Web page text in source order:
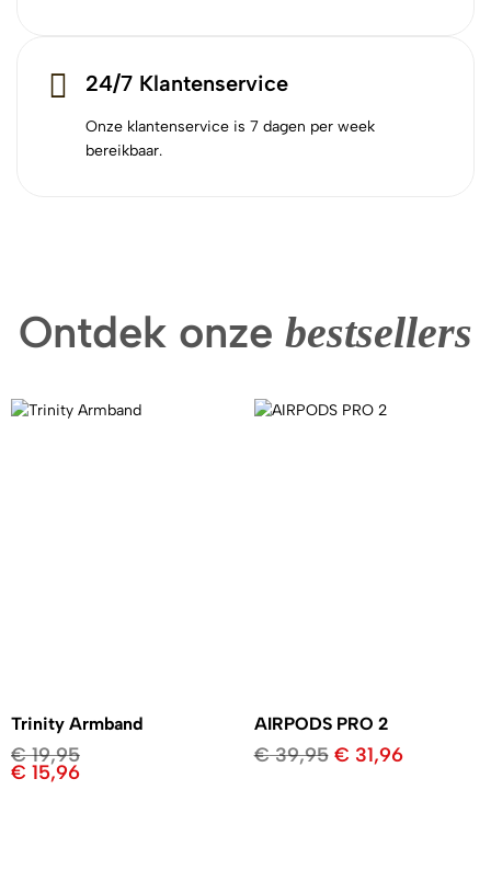
24/7 Klantenservice
Onze klantenservice is 7 dagen per week
bereikbaar.
Ontdek onze bestsellers
Trinity Armband
€19,95
€ 15,96
AIRPODS PRO 2
€39,95 € 31,96